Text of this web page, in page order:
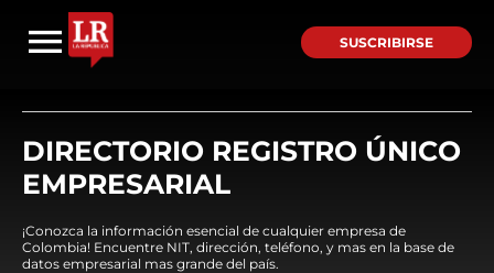
SUSCRIBIRSE
DIRECTORIO REGISTRO ÚNICO
EMPRESARIAL
¡Conozca la información esencial de cualquier empresa de
Colombia! Encuentre NIT, dirección, teléfono, y mas en la base de
datos empresarial mas grande del país.